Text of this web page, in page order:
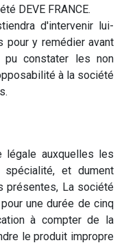
DEVE FRANCE.
d'intervenir lui-
pour y remédier avant
pu constater les non
à la société
légale auxquelles les
et dument
présentes, La société
une durée de cinq
à compter de la
le produit impropre